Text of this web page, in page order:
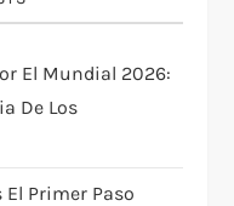
El Mundial 2026:
De Los
El Primer Paso